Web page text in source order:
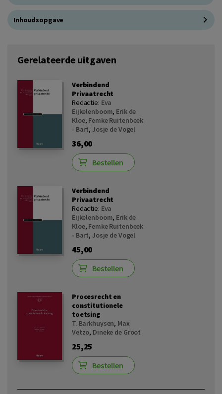
Inhoudsopgave
Gerelateerde uitgaven
Verbindend
Privaatrecht
Redactie: Eva
Eijkelenboom, Erik de
Kloe, Femke Ruitenbeek
- Bart, Josje de Vogel
36,00
Bestellen
Verbindend
Privaatrecht
Redactie: Eva
Eijkelenboom, Erik de
Kloe, Femke Ruitenbeek
- Bart, Josje de Vogel
45,00
Bestellen
Procesrecht en
constitutionele
toetsing
T. Barkhuysen, Max
Vetzo, Dineke de Groot
25,25
Bestellen